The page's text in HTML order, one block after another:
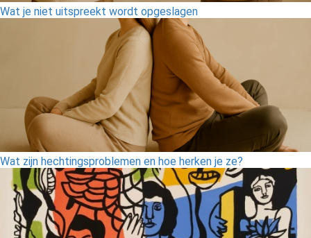
Wat je niet uitspreekt wordt opgeslagen
Wat zijn hechtingsproblemen en hoe herken je ze?